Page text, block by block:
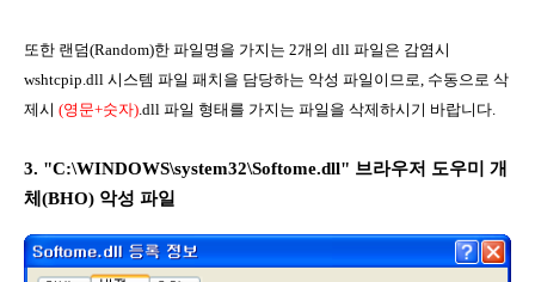
또한 랜덤(Random)한 파일명을 가지는 2개의 dll 파일은 감염시
wshtcpip.dll 시스템 파일 패치을 담당하는 악성 파일이므로, 수동으로 삭
제시 (영문+숫자) .dll 파일 형태를 가지는 파일을 삭제하시기 바랍니다.
3. "C:\WINDOWS\system32\Softome.dll" 브라우저 도우미 개
체(BHO) 악성 파일